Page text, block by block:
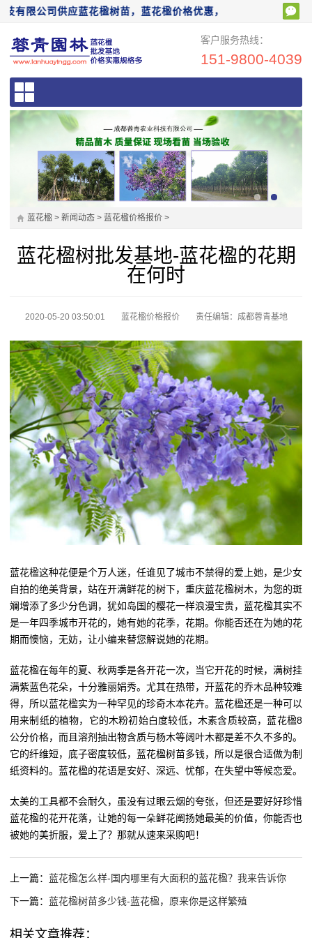
限公司供应蓝花楹树苗，蓝花楹价格优惠，欢迎前来电话咨询
客户服务热线：
151-9800-4039
蓝花楹 > 新闻动态 > 蓝花楹价格报价 >
蓝花楹树批发基地-蓝花楹的花期
在何时
2020-05-20 03:50:01 蓝花楹价格报价 责任编辑：成都蓉青基地
蓝花楹这种花便是个万人迷，任谁见了城市不禁得的爱上她，是少女
自拍的绝美背景，站在开满鲜花的树下，重庆蓝花楹树木，为您的斑
斓增添了多少分色调，犹如岛国的樱花一样浪漫宝贵，蓝花楹其实不
是一年四季城市开花的，她有她的花季，花期。你能否还在为她的花
期而懊恼，无妨，让小编来替您解说她的花期。
蓝花楹在每年的夏、秋两季是各开花一次，当它开花的时候，满树挂
满紫蓝色花朵，十分雅丽娟秀。尤其在热带，开蓝花的乔木品种较难
得，所以蓝花楹实为一种罕见的珍奇木本花卉。蓝花楹还是一种可以
用来制纸的植物，它的木粉初始白度较低，木素含质较高，蓝花楹8
公分价格，而且溶剂抽出物含质与杨木等阔叶木都是差不久不多的。
它的纤维短，底子密度较低，蓝花楹树苗多钱，所以是很合适做为制
纸资料的。蓝花楹的花语是安好、深远、忧郁，在失望中等候恋爱。
太美的工具都不会耐久，虽没有过眼云烟的夸张，但还是要好好珍惜
蓝花楹的花开花落，让她的每一朵鲜花阐扬她最美的价值，你能否也
被她的美折服，爱上了？那就从速来采购吧！
上一篇： 蓝花楹怎么样-国内哪里有大面积的蓝花楹？我来告诉你
下一篇： 蓝花楹树苗多少钱-蓝花楹，原来你是这样繁殖
相关文章推荐：